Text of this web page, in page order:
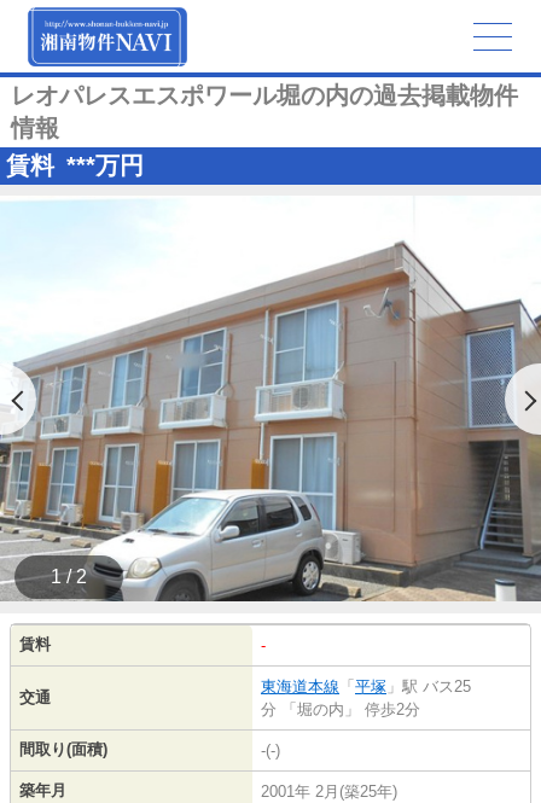
レオパレスエスポワール堀の内の過去掲載物件
情報
賃料 ***万円
1 / 2
賃料 -
交通
東海道本線 「 平塚 」駅 バス25
分 「堀の内」 停歩2分
間取り(面積) -(-)
築年月 2001年 2月(築25年)